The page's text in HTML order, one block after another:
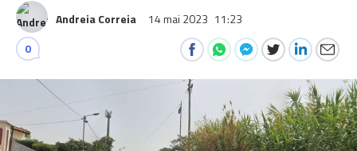
Andreia Correia 14 mai 2023 11:23
0